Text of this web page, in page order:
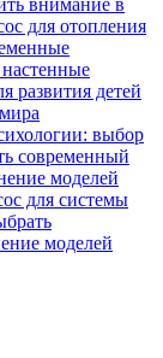
для отопления
развития детей
выбор
современный
моделей
для системы
моделей